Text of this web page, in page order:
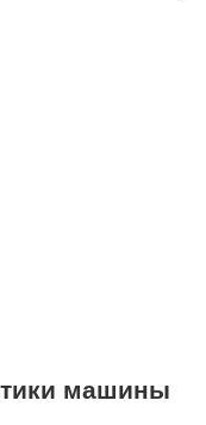
машины